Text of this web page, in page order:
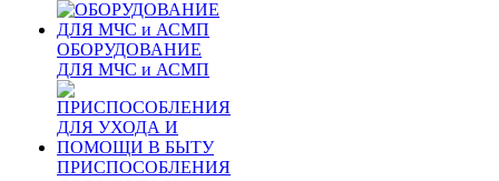
ОБОРУДОВАНИЕ
ДЛЯ МЧС и АСМП
ПРИСПОСОБЛЕНИЯ